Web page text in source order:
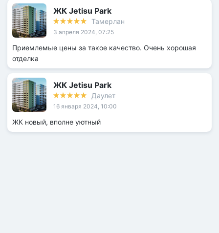
ЖК Jetisu Park
Тамерлан
3 апреля 2024, 07:25
Приемлемые цены за такое качество. Очень хорошая
отделка
ЖК Jetisu Park
Даулет
16 января 2024, 10:00
ЖК новый, вполне уютный